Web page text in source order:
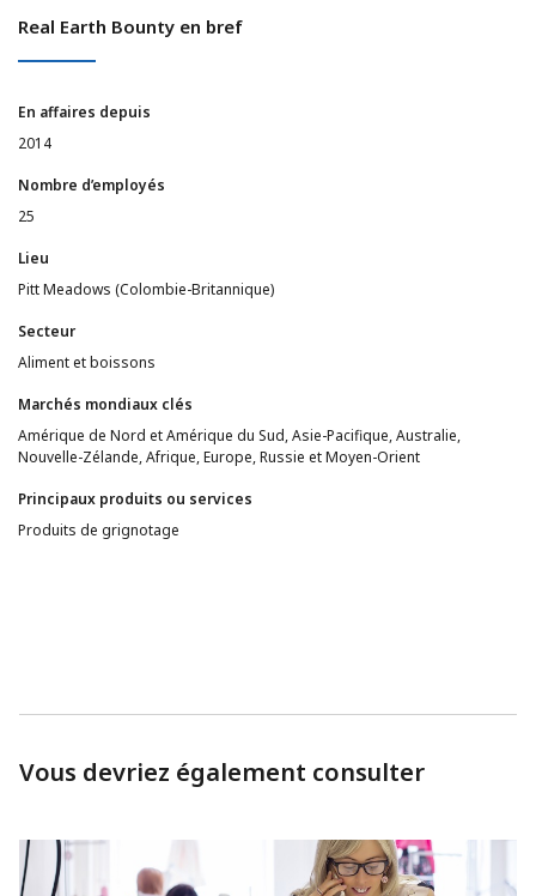
Real Earth Bounty en bref
En affaires depuis
2014
Nombre d’employés
25
Lieu
Pitt Meadows (Colombie-Britannique)
Secteur
Aliment et boissons
Marchés mondiaux clés
Amérique de Nord et Amérique du Sud, Asie-Pacifique, Australie,
Nouvelle-Zélande, Afrique, Europe, Russie et Moyen-Orient
Principaux produits ou services
Produits de grignotage
Vous devriez également consulter